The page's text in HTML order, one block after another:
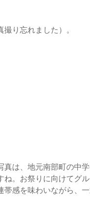
り忘れました）。
真は、地元南部町の中
ね。お祭りに向けてグ
帯感を味わいながら、